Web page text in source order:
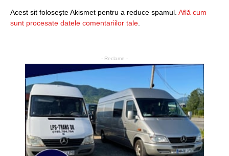
Acest sit folosește Akismet pentru a reduce spamul. Află cum
sunt procesate datele comentariilor tale
- Reclame -